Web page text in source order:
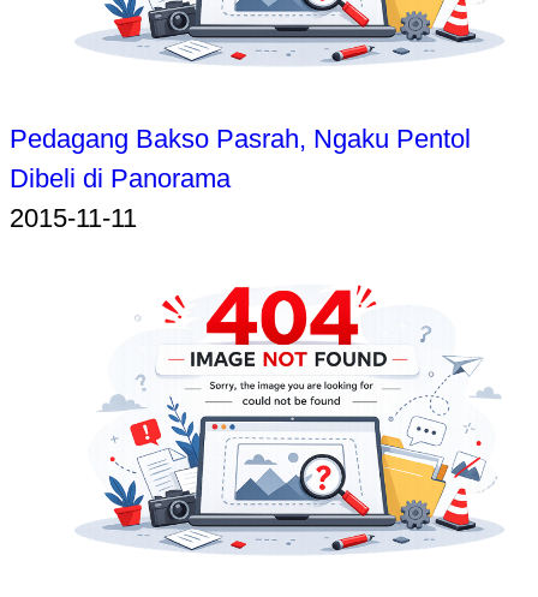
Pedagang Bakso Pasrah, Ngaku Pentol
Dibeli di Panorama
2015-11-11